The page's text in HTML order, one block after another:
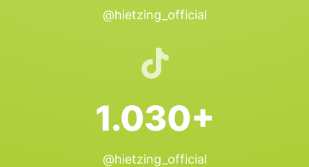
@hietzing_official
1.030+
@hietzing_official